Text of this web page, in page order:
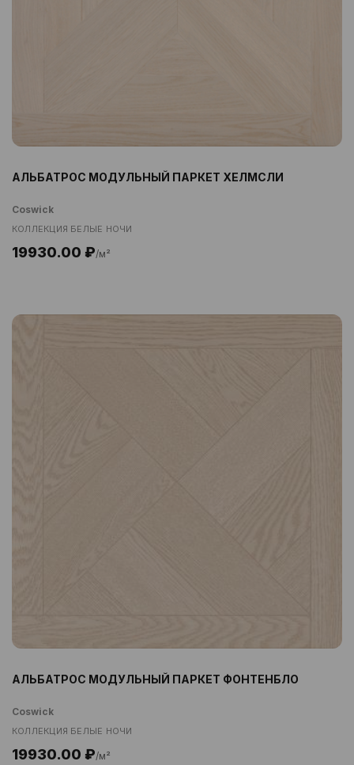
АЛЬБАТРОС МОДУЛЬНЫЙ ПАРКЕТ ХЕЛМСЛИ
Coswick
КОЛЛЕКЦИЯ БЕЛЫЕ НОЧИ
19930.00 ₽/м²
АЛЬБАТРОС МОДУЛЬНЫЙ ПАРКЕТ ФОНТЕНБЛО
Coswick
КОЛЛЕКЦИЯ БЕЛЫЕ НОЧИ
19930.00 ₽/м²